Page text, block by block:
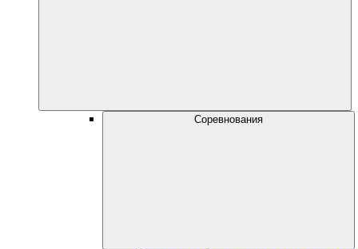
Соревнования